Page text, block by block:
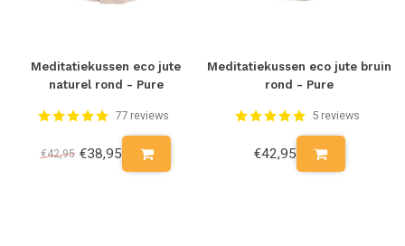
Meditatiekussen eco jute
naturel rond - Pure
77 reviews
€42,95 €38,95
Meditatiekussen eco jute bruin
rond - Pure
5 reviews
€42,95